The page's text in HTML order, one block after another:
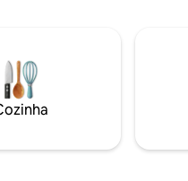
na arte e no conforto
noroeste do Pacífico.
frigobar e freezer.
viajantes que procuram
curadoria!